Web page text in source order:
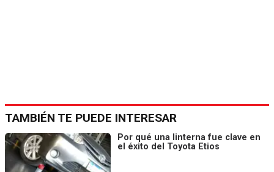
TAMBIÉN TE PUEDE INTERESAR
Por qué una linterna fue clave en
el éxito del Toyota Etios